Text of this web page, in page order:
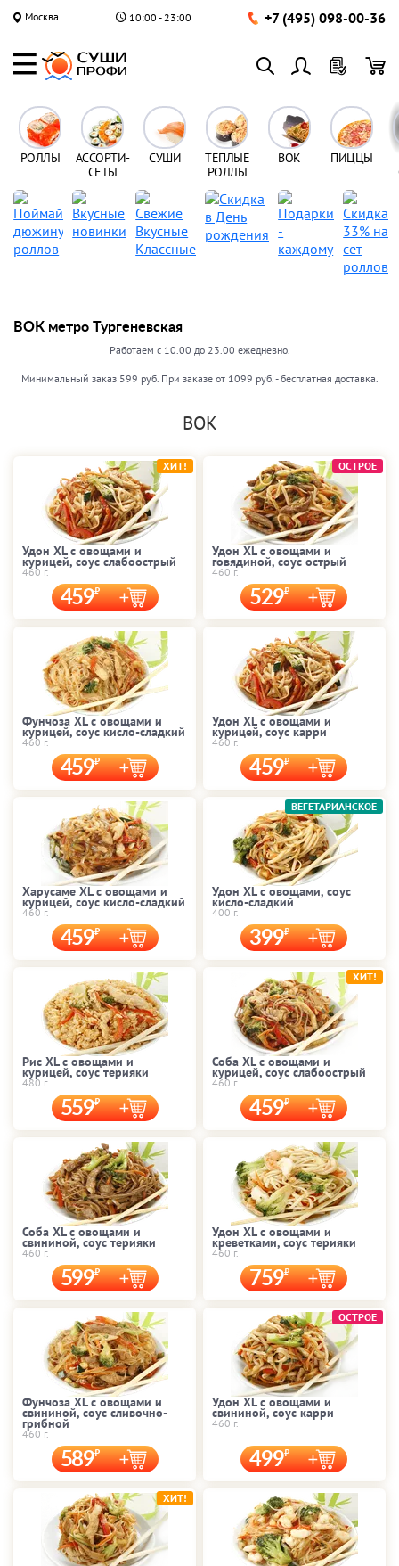
Москва 10:00 - 23:00 +7 (495) 098-00-36
РОЛЛЫ
АССОРТИ-
СЕТЫ
СУШИ
ТЕПЛЫЕ
РОЛЛЫ
ВОК ПИЦЦЫ
ВОК метро Тургеневская
Работаем с 10.00 до 23.00 ежедневно.
Минимальный заказ 599 руб. При заказе от 1099 руб. - бесплатная доставка.
ВОК
Удон XL с овощами и
курицей, соус слабоострый
460 г.
459
ХИТ!
Удон XL с овощами и
говядиной, соус острый
460 г.
529
ОСТРОЕ
Фунчоза XL с овощами и
курицей, соус кисло-сладкий
460 г.
459
Удон XL с овощами и
курицей, соус карри
460 г.
459
Харусаме XL с овощами и
курицей, соус кисло-сладкий
460 г.
459
Удон XL с овощами, соус
кисло-сладкий
400 г.
399
ВЕГЕТАРИАНСКОЕ
Рис XL с овощами и
курицей, соус терияки
480 г.
559
Соба XL с овощами и
курицей, соус слабоострый
460 г.
459
ХИТ!
Соба XL с овощами и
свининой, соус терияки
460 г.
599
Удон XL с овощами и
креветками, соус терияки
460 г.
759
Фунчоза XL с овощами и
свининой, соус сливочно-
грибной
460 г.
589
Удон XL с овощами и
свининой, соус карри
460 г.
499
ОСТРОЕ
ХИТ!